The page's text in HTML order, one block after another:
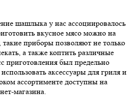
шашлыка у нас ассоциировалось
вкусное мясо можно на
приборы позволяют не только
а также коптить различные
приготовления был предельно
аксессуары для гриля и
ассортименте доступны на
магазина.